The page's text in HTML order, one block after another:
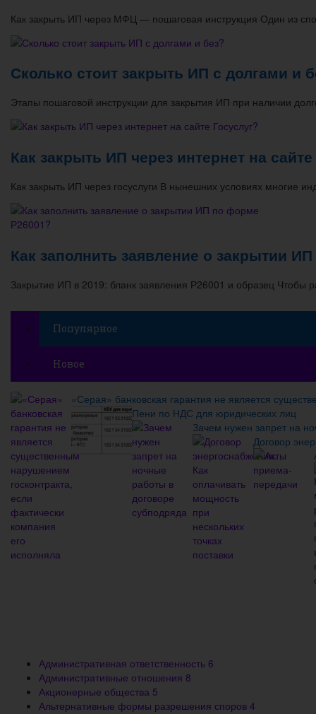
Как закрыть ИП через МФЦ — пошаговая инструкция Один из
Сколько стоит закрыть ИП с долгами и
Этапы пошаговой инструкции для закрытия ИП при наличии
Как закрыть ИП через интернет на сайте
Как закрыть ИП через госуслуги В нынешних условиях многие
Как заполнить заявление о закрытии
Закрытие ИП в 2019: бланк заявления Р26001 и образец Чтобы
Популярное
Новое
«Серая» банковская гарантия не является
Пени по НДС для юридических лиц
Зачем нужен запрет на
Договор
Административная ответственность 6
Административные отношения 8
Акционерные общества 5
Альтернативные формы разрешения споров 4